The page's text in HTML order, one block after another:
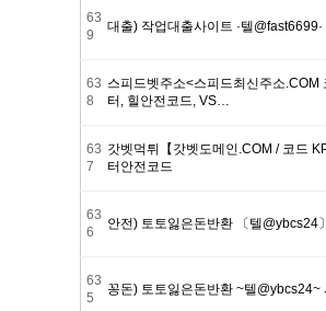
63
9
대출) 작업대출사이트 ·텔
63
8
스피드벳주소<스피드최신주소
터, 힐안전코드, VS…
63
7
갓벳먹튀【갓벳도메인.COM / 코드
터안전코드
63
6
안전) 토토잃은돈반환 〔텔@ybcs24
63
5
꽁돈) 토토잃은돈반환 ~텔